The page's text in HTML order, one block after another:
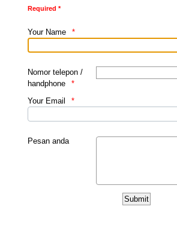
Required *
Your Name
Nomor telepon /
handphone
Your Email
Pesan anda